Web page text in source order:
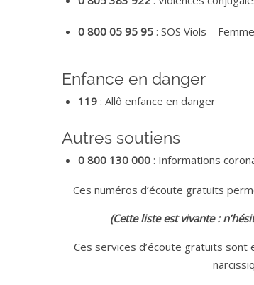
0 800 05 95 95: SOS Viols –
Enfance en danger
119: Allô enfance en danger
Autres soutiens
0 800 130 000: Informations
Ces numéros d’écoute gratuits
(Cette liste est vivante :
Ces services d’écoute gratuits